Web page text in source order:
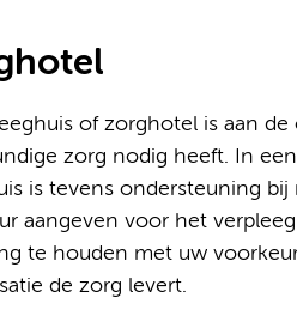
of zorghotel is aan
zorg nodig heeft. In
is tevens ondersteuning
aangeven voor het
te houden met uw
de zorg levert.